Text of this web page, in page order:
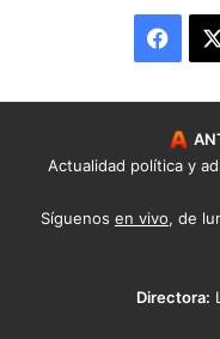
Actualidad política y
Síguenos en vivo, de
Directora: